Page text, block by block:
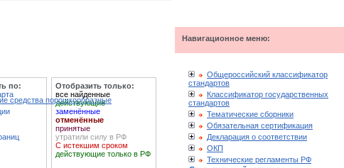
средства порошкообразные
по:
Отобразить только:
все найденные
действующие
заменённые
отменённые
принятые
утратили силу в РФ
С истекшим сроком
действующие только в РФ
Навигационное меню:
Общероссийский классификатор
стандартов
Классификатор государственных
стандартов
Тематические сборники
Обязательная сертификация
Декларация о соответствии
ОКП
Технические регламенты РФ